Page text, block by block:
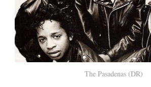
The Pasadenas (DR)